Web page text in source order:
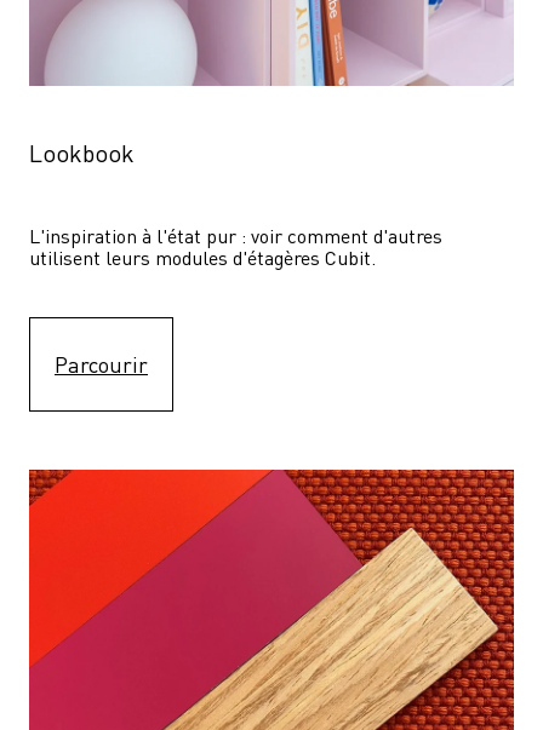
Lookbook
L'inspiration à l'état pur : voir comment d'autres
utilisent leurs modules d'étagères Cubit.
Parcourir